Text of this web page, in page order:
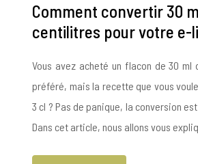
Comment convertir 30
centilitres pour votre e-
Vous avez acheté un flacon de 30
préféré, mais la recette que vous
3 cl ? Pas de panique, la conversion
Dans cet article, nous allons vous